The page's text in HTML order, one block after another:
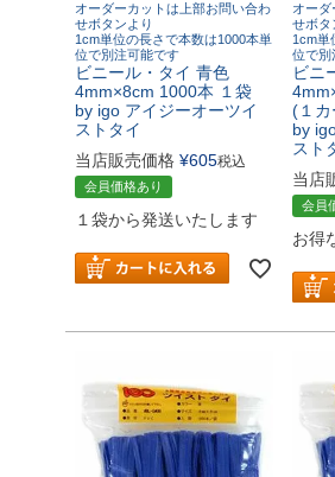
オーダーカットは上部お問い合わ
せボタンより
1cm単位の長さで本数は1000本単
位で別注可能です
ビニール・タイ 青色
4mm×8cm 1000本 １袋
by igo アイジーオーツイ
ストタイ
当店販売価格 ¥605税込
会員価格あり
１袋から発送いたします
オー
せボタ
1cm単
位で別
ビニ
(１カ
by
スト
当店
会員
お得